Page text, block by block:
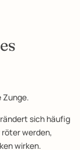
Zunge.
sich häufig
röter werden,
wirken.